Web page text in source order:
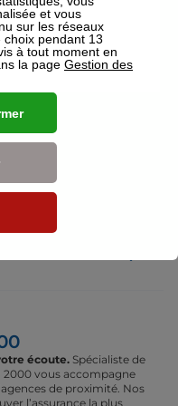
écoute. Spécialiste de
2000 vous accompagne
de proximité. Nos
l’assurance la plus
et vous
sur les réseaux
pendant 13
à tout moment en
la page Gestion des